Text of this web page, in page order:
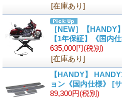
[在庫あり]
［NEW］【HANDY
【1年保証】《国内仕
635,000円(税別)
[在庫あり]
【HANDY】
ョン《国内仕様》 [
89,300円(税別)